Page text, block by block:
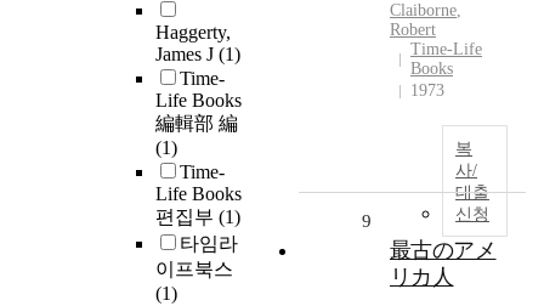
Haggerty,
James J (1)
Time-
Life Books
編輯部 編
(1)
Time-
Life Books
편집부 (1)
타임라
이프북스
(1)
Claiborne,
Robert
Time-Life
Books
1973
복
사/
대출
신청
9
最古のアメ
リカ人